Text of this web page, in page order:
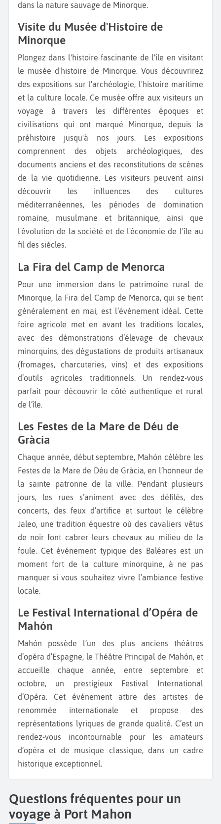
dans la nature sauvage de Minorque.
Visite du Musée d'Histoire de
Minorque
Plongez dans l'histoire fascinante de l'île en visitant
le musée d'histoire de Minorque. Vous découvrirez
des expositions sur l'archéologie, l'histoire maritime
et la culture locale. Ce musée offre aux visiteurs un
voyage à travers les différentes époques et
civilisations qui ont marqué Minorque, depuis la
préhistoire jusqu'à nos jours. Les expositions
comprennent des objets archéologiques, des
documents anciens et des reconstitutions de scènes
de la vie quotidienne. Les visiteurs peuvent ainsi
découvrir les influences des cultures
méditerranéennes, les périodes de domination
romaine, musulmane et britannique, ainsi que
l'évolution de la société et de l'économie de l'île au
fil des siècles.
La Fira del Camp de Menorca
Pour une immersion dans le patrimoine rural de
Minorque, la Fira del Camp de Menorca, qui se tient
généralement en mai, est l’événement idéal. Cette
foire agricole met en avant les traditions locales,
avec des démonstrations d’élevage de chevaux
minorquins, des dégustations de produits artisanaux
(fromages, charcuteries, vins) et des expositions
d’outils agricoles traditionnels. Un rendez-vous
parfait pour découvrir le côté authentique et rural
de l’île.
Les Festes de la Mare de Déu de
Gràcia
Chaque année, début septembre, Mahón célèbre les
Festes de la Mare de Déu de Gràcia, en l’honneur de
la sainte patronne de la ville. Pendant plusieurs
jours, les rues s’animent avec des défilés, des
concerts, des feux d’artifice et surtout le célèbre
Jaleo, une tradition équestre où des cavaliers vêtus
de noir font cabrer leurs chevaux au milieu de la
foule. Cet événement typique des Baléares est un
moment fort de la culture minorquine, à ne pas
manquer si vous souhaitez vivre l’ambiance festive
locale.
Le Festival International d’Opéra de
Mahón
Mahón possède l’un des plus anciens théâtres
d’opéra d’Espagne, le Théâtre Principal de Mahón, et
accueille chaque année, entre septembre et
octobre, un prestigieux Festival International
d’Opéra. Cet événement attire des artistes de
renommée internationale et propose des
représentations lyriques de grande qualité. C’est un
rendez-vous incontournable pour les amateurs
d’opéra et de musique classique, dans un cadre
historique exceptionnel.
Questions fréquentes pour un
voyage à Port Mahon